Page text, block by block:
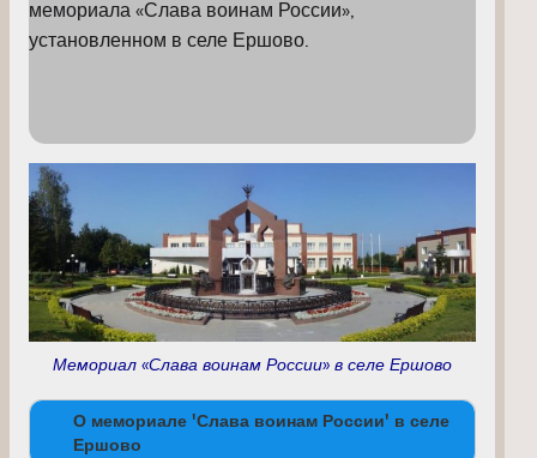
мемориала «Слава воинам России»,
установленном в селе Ершово.
Мемориал «Слава воинам России» в селе Ершово
О мемориале 'Слава воинам России' в селе
Ершово